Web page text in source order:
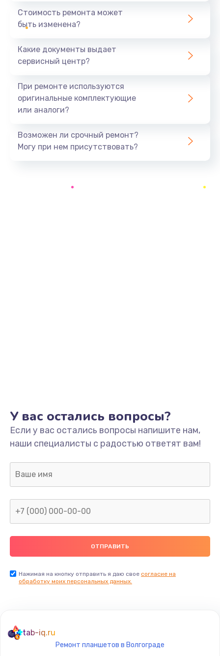
1890 руб.
Замена аккумулятора
Замена SSD
Заказать
Замена системы охлаждения
1645 руб.
Заказать
Замена термопасты
1095 руб.
Заказать
Замена северного моста
Стоимость ремонта может
быть изменена?
Какие документы выдает
сервисный центр?
При ремонте используются
оригинальные комплектующие
или аналоги?
Возможен ли срочный ремонт?
Могу при нем присутствовать?
У вас остались вопросы?
Если у вас остались вопросы напишите нам,
наши специалисты с радостью ответят вам!
Нажимая на кнопку отправить я даю свое согласие на
обработку моих персональных данных.
tab-iq.ru
Ремонт планшетов в Волгограде